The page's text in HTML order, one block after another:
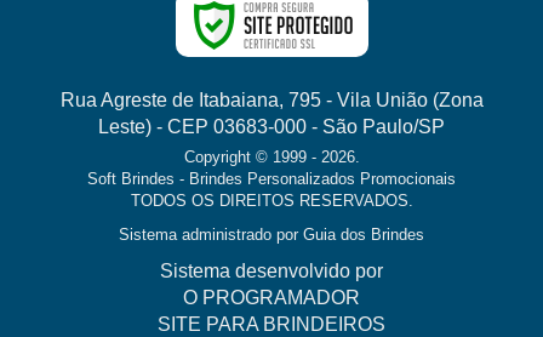
Rua Agreste de Itabaiana, 795 - Vila União (Zona
Leste) - CEP 03683-000 - São Paulo/SP
Copyright © 1999 - 2026.
Soft Brindes - Brindes Personalizados Promocionais
TODOS OS DIREITOS RESERVADOS.
Sistema administrado por Guia dos Brindes
Sistema desenvolvido por
O PROGRAMADOR
SITE PARA BRINDEIROS